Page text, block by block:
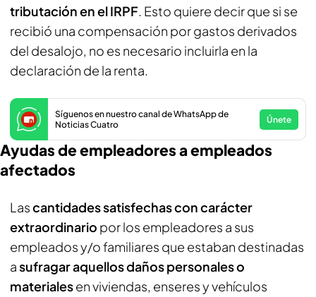
tributación en el IRPF. Esto quiere decir que si se
recibió una compensación por gastos derivados
del desalojo, no es necesario incluirla en la
declaración de la renta.
Síguenos en nuestro canal de WhatsApp de
Noticias Cuatro
Únete
Ayudas de empleadores a empleados
afectados
Lascantidades satisfechas con carácter
extraordinario por los empleadores a sus
empleados y/o familiares que estaban destinadas
asufragar aquellos daños personales o
materialesen viviendas, enseres y vehículos